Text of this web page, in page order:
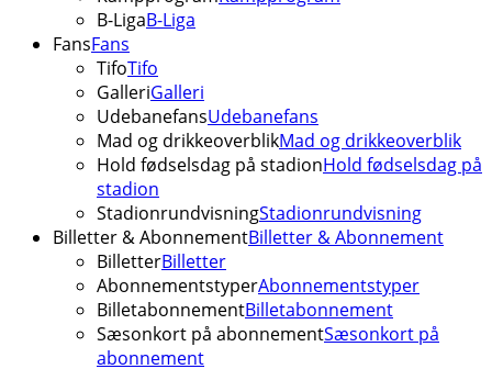
B-LigaB-Liga
FansFans
TifoTifo
GalleriGalleri
UdebanefansUdebanefans
Mad og drikkeoverblikMad og drikkeoverblik
Hold fødselsdag på stadionHold fødselsdag på
stadion
StadionrundvisningStadionrundvisning
Billetter & AbonnementBilletter & Abonnement
BilletterBilletter
AbonnementstyperAbonnementstyper
BilletabonnementBilletabonnement
Sæsonkort på abonnementSæsonkort på
abonnement